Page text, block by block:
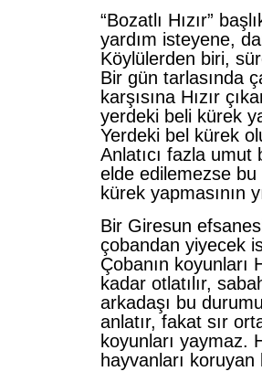
“Bozatlı Hızır”
yardım isteyene,
Köylülerden biri,
Bir gün tarlasında
karşısına Hızır
yerdeki beli kürek
Yerdeki bel kürek
Anla­tıcı fazla
elde edile­mezse bu
kürek yapmasının
Bir Giresun
ço­bandan yiyecek
Çobanın koyunları
kadar otlatılır,
arkadaşı bu
anlatır, fakat sır
koyunları yaymaz.
hayvanları